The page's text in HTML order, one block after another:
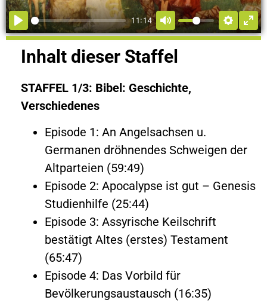
11:14
Inhalt dieser Staffel
STAFFEL 1/3: Bibel: Geschichte,
Verschiedenes
Episode 1: An Angelsachsen u.
Germanen dröhnendes Schweigen der
Altparteien (59:49)
Episode 2: Apocalypse ist gut – Genesis
Studienhilfe (25:44)
Episode 3: Assyrische Keilschrift
bestätigt Altes (erstes) Testament
(65:47)
Episode 4: Das Vorbild für
Bevölkerungsaustausch (16:35)